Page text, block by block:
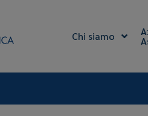
Chi siamo